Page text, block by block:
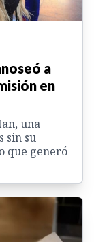
a
en
una
sin su
que generó